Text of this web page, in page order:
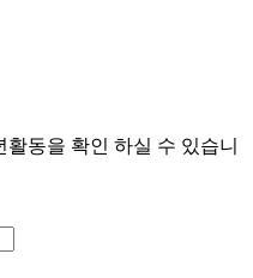
동을 확인 하실 수 있습니